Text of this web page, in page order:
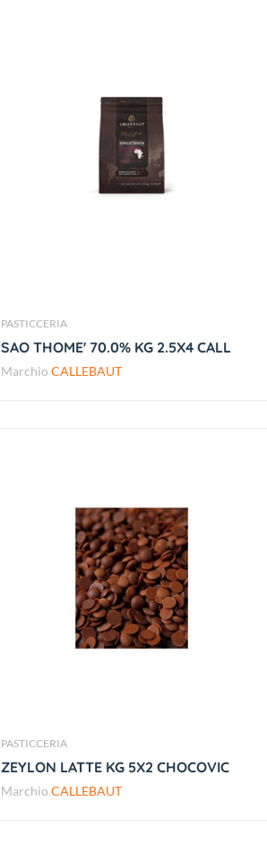
PASTICCERIA
SAO THOME' 70.0% KG 2.5X4 CALL
Marchio CALLEBAUT
PASTICCERIA
ZEYLON LATTE KG 5X2 CHOCOVIC
Marchio CALLEBAUT